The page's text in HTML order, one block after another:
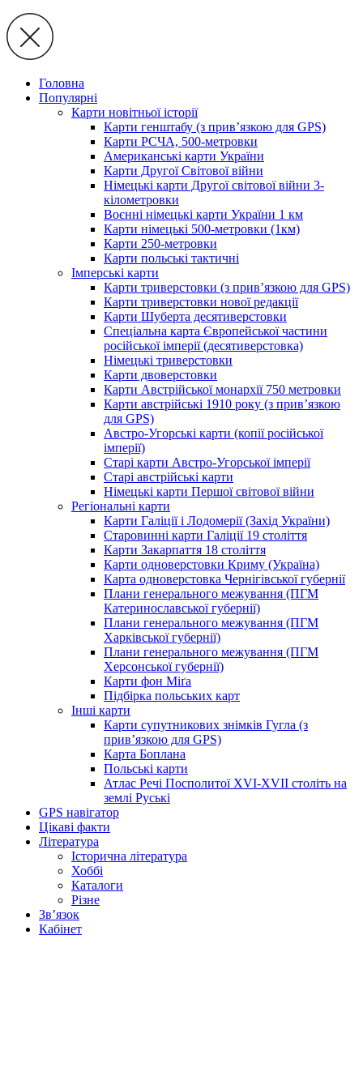
Головна
Популярні
Карти новітньої історії
Карти генштабу (з прив’язкою для GPS)
Карти РСЧА, 500-метровки
Американські карти України
Карти Другої Світової війни
Німецькі карти Другої світової війни 3-
кілометровки
Воєнні німецькі карти України 1 км
Карти німецькі 500-метровки (1км)
Карти 250-метровки
Карти польські тактичні
Імперські карти
Карти триверстовки (з прив’язкою для GPS)
Карти триверстовки нової редакції
Карти Шуберта десятиверстовки
Спеціальна карта Європейської частини
російської імперії (десятиверстовка)
Німецькі триверстовки
Карти двоверстовки
Карти Австрійської монархії 750 метровки
Карти австрійські 1910 року (з прив’язкою
для GPS)
Австро-Угорські карти (копії російської
імперії)
Старі карти Австро-Угорської імперії
Старі австрійські карти
Німецькі карти Першої світової війни
Регіональні карти
Карти Галіції і Лодомерії (Захід України)
Старовинні карти Галіції 19 століття
Карти Закарпаття 18 століття
Карти одноверстовки Криму (Україна)
Карта одноверстовка Чернігівської губернії
Плани генерального межування (ПГМ
Катеринославської губернії)
Плани генерального межування (ПГМ
Харківської губернії)
Плани генерального межування (ПГМ
Херсонської губернії)
Карти фон Міґа
Підбірка польських карт
Інші карти
Карти супутникових знімків Гугла (з
прив’язкою для GPS)
Карта Боплана
Польські карти
Атлас Речі Посполитої XVI-XVII століть на
землі Руські
GPS навігатор
Цікаві факти
Література
Історична література
Хоббі
Каталоги
Різне
Зв’язок
Кабінет